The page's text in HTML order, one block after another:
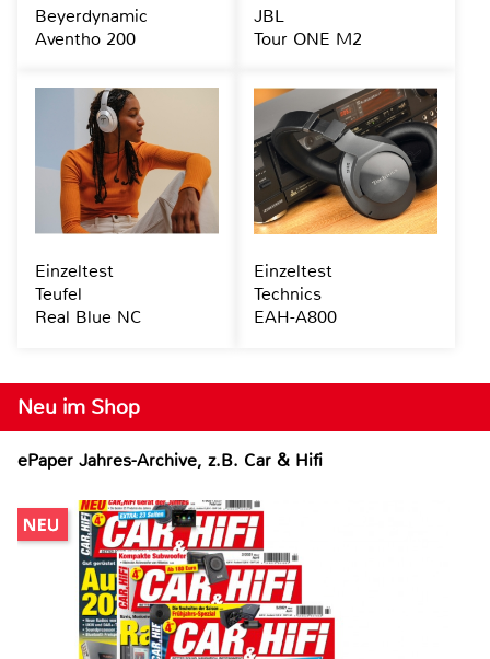
Neu im Shop
ePaper Jahres-Archive, z.B. Car & Hifi
Beyerdynamic
Aventho 200
JBL
Tour ONE M2
Einzeltest
Teufel
Real Blue NC
Einzeltest
Technics
EAH-A800